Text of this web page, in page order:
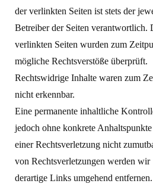
der verlinkten Seiten ist stets der
Betreiber der Seiten verantwortlich.
verlinkten Seiten wurden zum
mögliche Rechtsverstöße überprüft.
Rechtswidrige Inhalte waren zum
nicht erkennbar.
Eine permanente inhaltliche
jedoch ohne konkrete Anhaltspunkte
einer Rechtsverletzung nicht
von Rechtsverletzungen werden wir
derartige Links umgehend entfernen.